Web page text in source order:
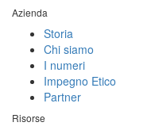
Azienda
Storia
Chi siamo
I numeri
Impegno Etico
Partner
Risorse